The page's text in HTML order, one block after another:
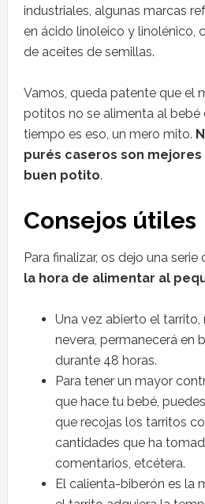
industriales, algunas marcas
en ácido linoleico y linolénico,
de aceites de semillas.
Vamos, queda patente que el
potitos no se alimenta al bebé
tiempo es eso, un mero mito.
purés caseros son mejores
buen potito.
Consejos útiles
Para finalizar, os dejo una serie
la hora de alimentar al
Una vez abierto el
nevera, permanecerá en
durante 48 horas.
Para tener un mayor
que hace tu bebé,
que recojas los tarritos
cantidades que ha
comentarios, etcétera.
El calienta-biberón es la